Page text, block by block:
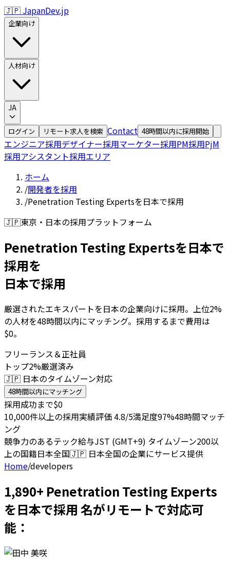
🇯🇵 JapanDev.jp
企業向け
人材向け
JA
ログイン リモート求人を検索 Contact 48時間以内に採用開始
エンジニア採用デザイナー採用マーケター採用PM採用PjM
採用アシスタント採用エリア
ホーム
/開発者を採用
/Penetration Testing Expertsを日本で採用
🇯🇵東京・日本の採用プラットフォーム
Penetration Testing Expertsを日本で
採用を
日本で採用
厳選されたエキスパートを日本の企業向けに採用。上位2%
の人材を48時間以内にマッチング。採用するまで費用は
$0。
フリーランス＆正社員
トップ2%厳選済み
🇯🇵 日本のタイムゾーン対応
48時間以内にマッチング
採用成功まで$0
10,000件以上の採用実績評価 4.8/5満足度97%48時間マッチ
ング
競争力のあるテック給与JST (GMT+9) タイムゾーン200以
上の国籍日本全国🇯🇵 日本全国の企業にサービス提供
Home/developers
1,890+ Penetration Testing Experts
を日本で採用 名がリモートで対応可
能：